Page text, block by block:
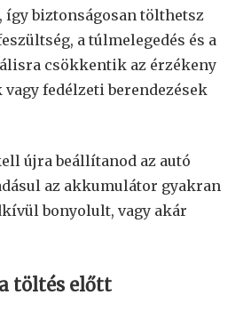
így biztonságosan tölthetsz
a túlmelegedés és a
csökkentik az érzékeny
fedélzeti berendezések
újra beállítanod az autó
az akkumulátor gyakran
bonyolult, vagy akár
töltés előtt